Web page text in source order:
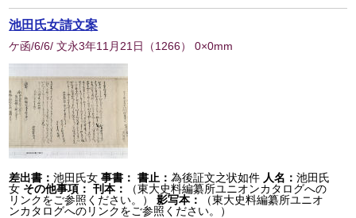
池田氏女請文案
ケ函/6/6/ 文永3年11月21日 （1266） 0×0mm
差出書：池田氏女 事書： 書止：為後証文之状如件 人名：池田氏
女 その他事項： 刊本：
（東大史料編纂所ユニオンカタログへの
リンクをご参照ください。）
影写本：
（東大史料編纂所ユニオ
ンカタログへのリンクをご参照ください。）